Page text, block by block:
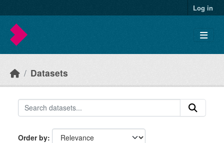
Log in
Datasets
Order by